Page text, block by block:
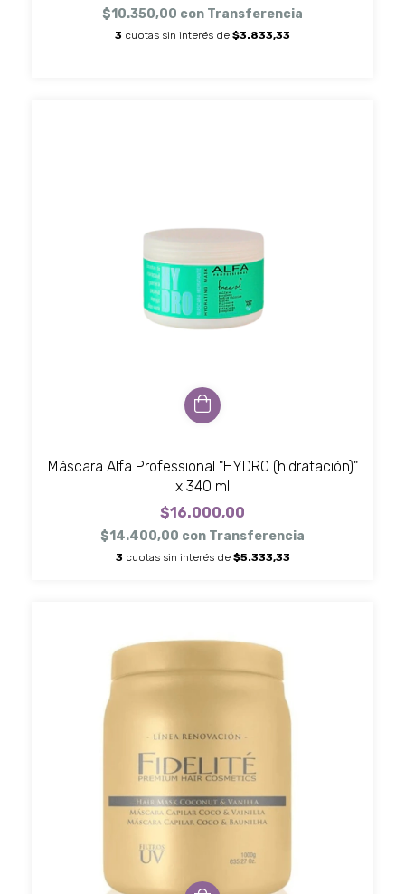
$10.350,00 con Transferencia
3 cuotas sin interés de $3.833,33
Máscara Alfa Professional "HYDRO (hidratación)"
x 340 ml
$16.000,00
$14.400,00 con Transferencia
3 cuotas sin interés de $5.333,33